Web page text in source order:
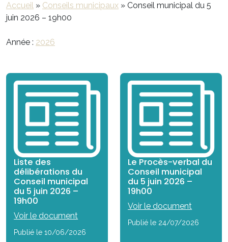
Accueil » Conseils municipaux » Conseil municipal du 5
juin 2026 – 19h00
Année : 2026
Liste des
délibérations du
Conseil municipal
du 5 juin 2026 –
19h00
Voir le document
Publié le 10/06/2026
Le Procès-verbal du
Conseil municipal
du 5 juin 2026 –
19h00
Voir le document
Publié le 24/07/2026